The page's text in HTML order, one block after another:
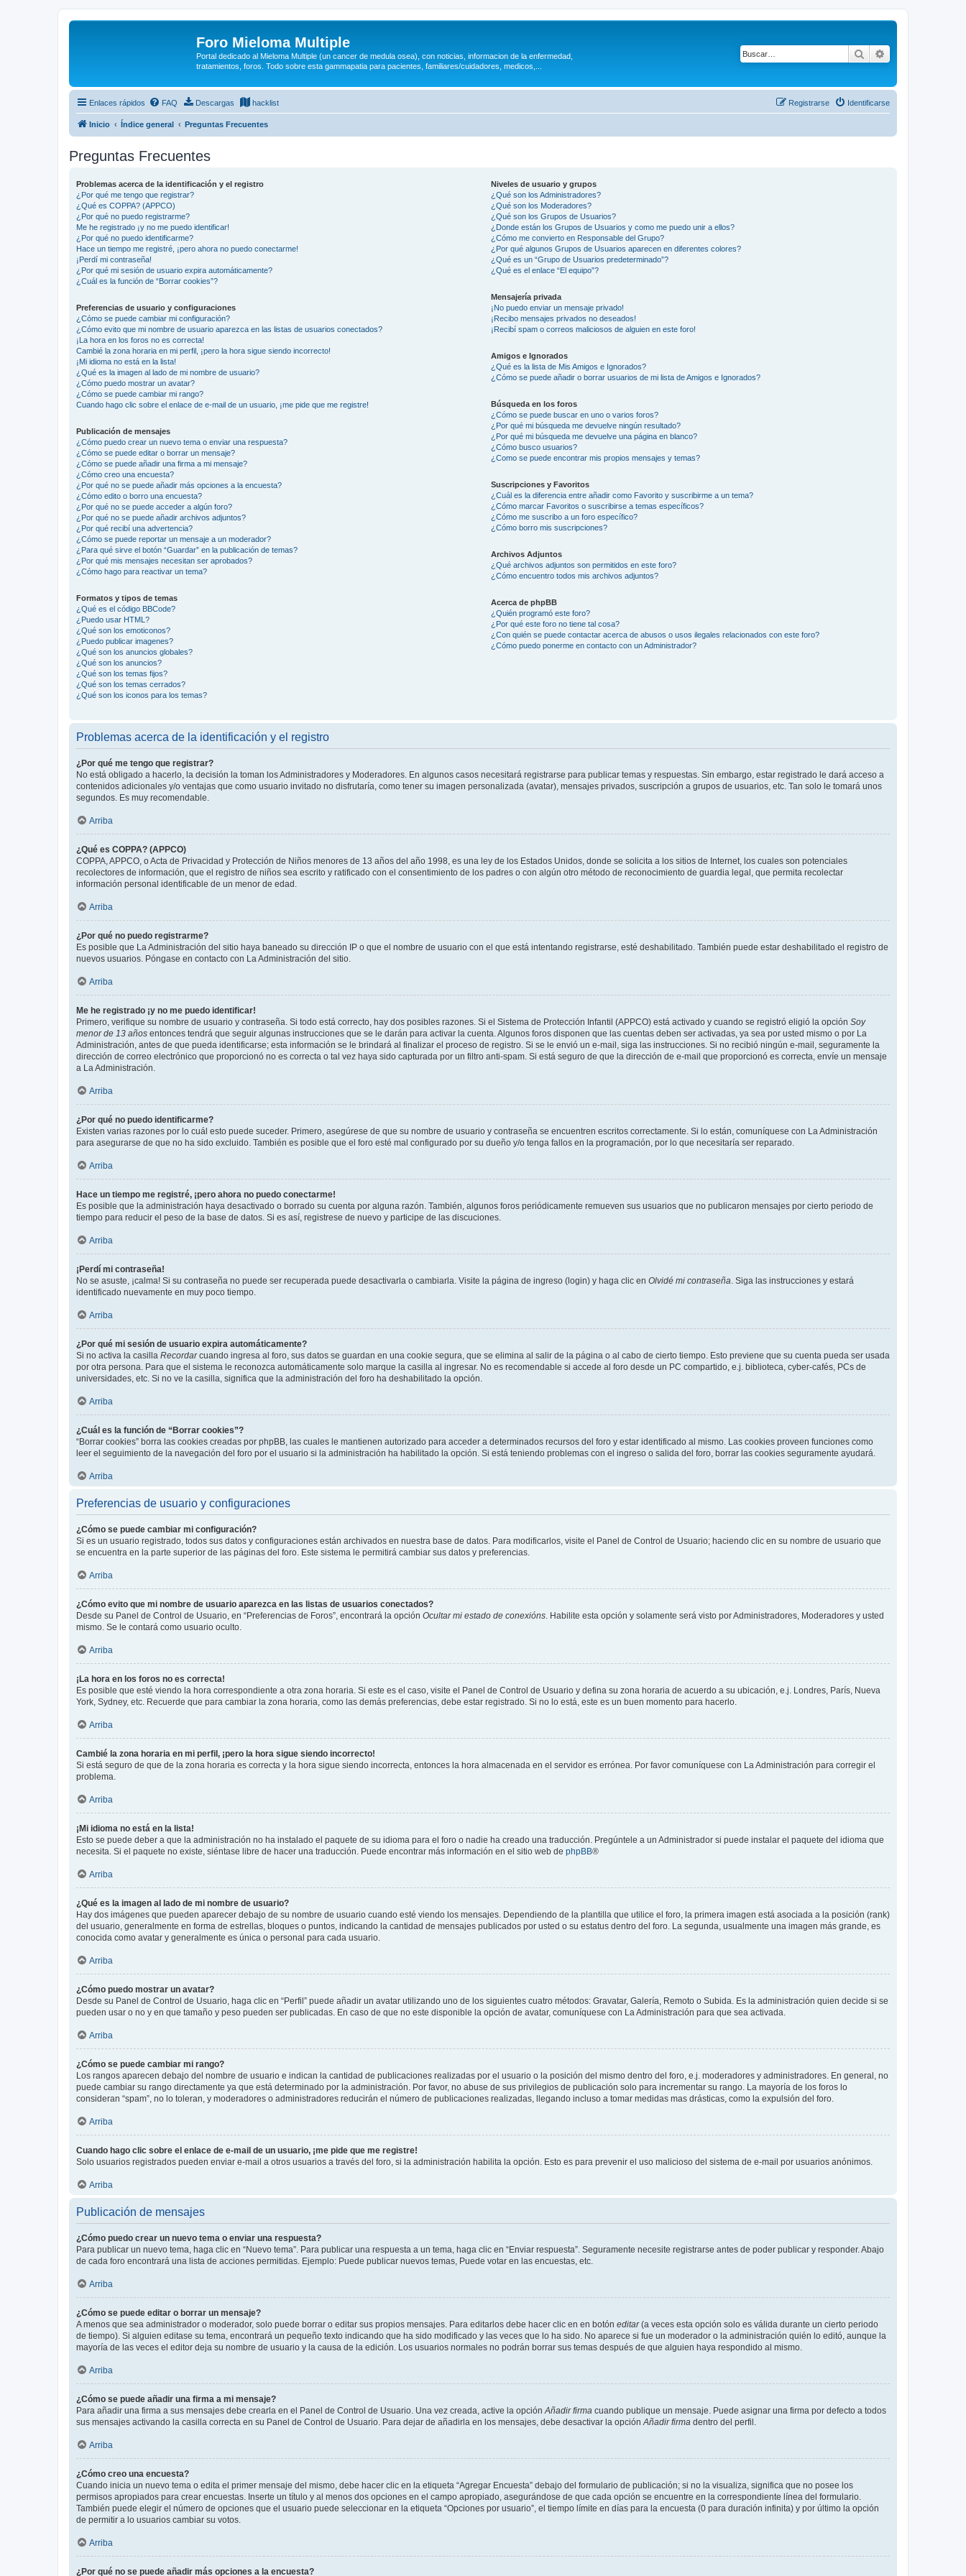
Foro Mieloma Multiple
Portal dedicado al Mieloma Multiple (un cancer de medula osea), con noticias, informacion de la enfermedad,
tratamientos, foros. Todo sobre esta gammapatia para pacientes, familiares/cuidadores, medicos,...
Buscar
Enlaces rápidos FAQ Descargas hacklist Identificarse
Registrarse
Inicio Índice general Preguntas Frecuentes
Preguntas Frecuentes
Problemas acerca de la identificación y el registro
¿Por qué me tengo que registrar?
¿Qué es COPPA? (APPCO)
¿Por qué no puedo registrarme?
Me he registrado ¡y no me puedo identificar!
¿Por qué no puedo identificarme?
Hace un tiempo me registré, ¡pero ahora no puedo conectarme!
¡Perdí mi contraseña!
¿Por qué mi sesión de usuario expira automáticamente?
¿Cuál es la función de “Borrar cookies”?
Preferencias de usuario y configuraciones
¿Cómo se puede cambiar mi configuración?
¿Cómo evito que mi nombre de usuario aparezca en las listas de usuarios conectados?
¡La hora en los foros no es correcta!
Cambié la zona horaria en mi perfil, ¡pero la hora sigue siendo incorrecto!
¡Mi idioma no está en la lista!
¿Qué es la imagen al lado de mi nombre de usuario?
¿Cómo puedo mostrar un avatar?
¿Cómo se puede cambiar mi rango?
Cuando hago clic sobre el enlace de e-mail de un usuario, ¡me pide que me registre!
Publicación de mensajes
¿Cómo puedo crear un nuevo tema o enviar una respuesta?
¿Cómo se puede editar o borrar un mensaje?
¿Cómo se puede añadir una firma a mi mensaje?
¿Cómo creo una encuesta?
¿Por qué no se puede añadir más opciones a la encuesta?
¿Cómo edito o borro una encuesta?
¿Por qué no se puede acceder a algún foro?
¿Por qué no se puede añadir archivos adjuntos?
¿Por qué recibí una advertencia?
¿Cómo se puede reportar un mensaje a un moderador?
¿Para qué sirve el botón “Guardar” en la publicación de temas?
¿Por qué mis mensajes necesitan ser aprobados?
¿Cómo hago para reactivar un tema?
Formatos y tipos de temas
¿Qué es el código BBCode?
¿Puedo usar HTML?
¿Qué son los emoticonos?
¿Puedo publicar imagenes?
¿Qué son los anuncios globales?
¿Qué son los anuncios?
¿Qué son los temas fijos?
¿Qué son los temas cerrados?
¿Qué son los iconos para los temas?
Niveles de usuario y grupos
¿Qué son los Administradores?
¿Qué son los Moderadores?
¿Qué son los Grupos de Usuarios?
¿Donde están los Grupos de Usuarios y como me puedo unir a ellos?
¿Cómo me convierto en Responsable del Grupo?
¿Por qué algunos Grupos de Usuarios aparecen en diferentes colores?
¿Qué es un “Grupo de Usuarios predeterminado”?
¿Qué es el enlace “El equipo”?
Mensajería privada
¡No puedo enviar un mensaje privado!
¡Recibo mensajes privados no deseados!
¡Recibí spam o correos maliciosos de alguien en este foro!
Amigos e Ignorados
¿Qué es la lista de Mis Amigos e Ignorados?
¿Cómo se puede añadir o borrar usuarios de mi lista de Amigos e Ignorados?
Búsqueda en los foros
¿Cómo se puede buscar en uno o varios foros?
¿Por qué mi búsqueda me devuelve ningún resultado?
¿Por qué mi búsqueda me devuelve una página en blanco?
¿Cómo busco usuarios?
¿Como se puede encontrar mis propios mensajes y temas?
Suscripciones y Favoritos
¿Cuál es la diferencia entre añadir como Favorito y suscribirme a un tema?
¿Cómo marcar Favoritos o suscribirse a temas específicos?
¿Cómo me suscribo a un foro específico?
¿Cómo borro mis suscripciones?
Archivos Adjuntos
¿Qué archivos adjuntos son permitidos en este foro?
¿Cómo encuentro todos mis archivos adjuntos?
Acerca de phpBB
¿Quién programó este foro?
¿Por qué este foro no tiene tal cosa?
¿Con quién se puede contactar acerca de abusos o usos ilegales relacionados con este foro?
¿Cómo puedo ponerme en contacto con un Administrador?
Problemas acerca de la identificación y el registro
¿Por qué me tengo que registrar?
No está obligado a hacerlo, la decisión la toman los Administradores y Moderadores. En algunos casos necesitará registrarse para publicar temas y respuestas. Sin embargo, estar registrado le dará acceso a
contenidos adicionales y/o ventajas que como usuario invitado no disfrutaría, como tener su imagen personalizada (avatar), mensajes privados, suscripción a grupos de usuarios, etc. Tan solo le tomará unos
segundos. Es muy recomendable.
Arriba
¿Qué es COPPA? (APPCO)
COPPA, APPCO, o Acta de Privacidad y Protección de Niños menores de 13 años del año 1998, es una ley de los Estados Unidos, donde se solicita a los sitios de Internet, los cuales son potenciales
recolectores de información, que el registro de niños sea escrito y ratificado con el consentimiento de los padres o con algún otro método de reconocimiento de guardia legal, que permita recolectar
información personal identificable de un menor de edad.
Arriba
¿Por qué no puedo registrarme?
Es posible que La Administración del sitio haya baneado su dirección IP o que el nombre de usuario con el que está intentando registrarse, esté deshabilitado. También puede estar deshabilitado el registro de
nuevos usuarios. Póngase en contacto con La Administración del sitio.
Arriba
Me he registrado ¡y no me puedo identificar!
Primero, verifique su nombre de usuario y contraseña. Si todo está correcto, hay dos posibles razones. Si el Sistema de Protección Infantil (APPCO) está activado y cuando se registró eligió la opción Soy
menor de 13 años entonces tendrá que seguir algunas instrucciones que se le darán para activar la cuenta. Algunos foros disponen que las cuentas deben ser activadas, ya sea por usted mismo o por La
Administración, antes de que pueda identificarse; esta información se le brindará al finalizar el proceso de registro. Si se le envió un e-mail, siga las instrucciones. Si no recibió ningún e-mail, seguramente la
dirección de correo electrónico que proporcionó no es correcta o tal vez haya sido capturada por un filtro anti-spam. Si está seguro de que la dirección de e-mail que proporcionó es correcta, envíe un mensaje
a La Administración.
Arriba
¿Por qué no puedo identificarme?
Existen varias razones por lo cuál esto puede suceder. Primero, asegúrese de que su nombre de usuario y contraseña se encuentren escritos correctamente. Si lo están, comuníquese con La Administración
para asegurarse de que no ha sido excluido. También es posible que el foro esté mal configurado por su dueño y/o tenga fallos en la programación, por lo que necesitaría ser reparado.
Arriba
Hace un tiempo me registré, ¡pero ahora no puedo conectarme!
Es posible que la administración haya desactivado o borrado su cuenta por alguna razón. También, algunos foros periódicamente remueven sus usuarios que no publicaron mensajes por cierto periodo de
tiempo para reducir el peso de la base de datos. Si es así, registrese de nuevo y participe de las discuciones.
Arriba
¡Perdí mi contraseña!
No se asuste, ¡calma! Si su contraseña no puede ser recuperada puede desactivarla o cambiarla. Visite la página de ingreso (login) y haga clic en Olvidé mi contraseña . Siga las instrucciones y estará
identificado nuevamente en muy poco tiempo.
Arriba
¿Por qué mi sesión de usuario expira automáticamente?
Si no activa la casilla Recordarcuando ingresa al foro, sus datos se guardan en una cookie segura, que se elimina al salir de la página o al cabo de cierto tiempo. Esto previene que su cuenta pueda ser usada
por otra persona. Para que el sistema le reconozca automáticamente solo marque la casilla al ingresar. No es recomendable si accede al foro desde un PC compartido, e.j. biblioteca, cyber-cafés, PCs de
universidades, etc. Si no ve la casilla, significa que la administración del foro ha deshabilitado la opción.
Arriba
¿Cuál es la función de “Borrar cookies”?
“Borrar cookies” borra las cookies creadas por phpBB, las cuales le mantienen autorizado para acceder a determinados recursos del foro y estar identificado al mismo. Las cookies proveen funciones como
leer el seguimiento de la navegación del foro por el usuario si la administración ha habilitado la opción. Si está teniendo problemas con el ingreso o salida del foro, borrar las cookies seguramente ayudará.
Arriba
Preferencias de usuario y configuraciones
¿Cómo se puede cambiar mi configuración?
Si es un usuario registrado, todos sus datos y configuraciones están archivados en nuestra base de datos. Para modificarlos, visite el Panel de Control de Usuario; haciendo clic en su nombre de usuario que
se encuentra en la parte superior de las páginas del foro. Este sistema le permitirá cambiar sus datos y preferencias.
Arriba
¿Cómo evito que mi nombre de usuario aparezca en las listas de usuarios conectados?
Desde su Panel de Control de Usuario, en “Preferencias de Foros”, encontrará la opción Ocultar mi estado de conexións . Habilite esta opción y solamente será visto por Administradores, Moderadores y usted
mismo. Se le contará como usuario oculto.
Arriba
¡La hora en los foros no es correcta!
Es posible que esté viendo la hora correspondiente a otra zona horaria. Si este es el caso, visite el Panel de Control de Usuario y defina su zona horaria de acuerdo a su ubicación, e.j. Londres, París, Nueva
York, Sydney, etc. Recuerde que para cambiar la zona horaria, como las demás preferencias, debe estar registrado. Si no lo está, este es un buen momento para hacerlo.
Arriba
Cambié la zona horaria en mi perfil, ¡pero la hora sigue siendo incorrecto!
Si está seguro de que de la zona horaria es correcta y la hora sigue siendo incorrecta, entonces la hora almacenada en el servidor es errónea. Por favor comuníquese con La Administración para corregir el
problema.
Arriba
¡Mi idioma no está en la lista!
Esto se puede deber a que la administración no ha instalado el paquete de su idioma para el foro o nadie ha creado una traducción. Pregúntele a un Administrador si puede instalar el paquete del idioma que
necesita. Si el paquete no existe, siéntase libre de hacer una traducción. Puede encontrar más información en el sitio web de phpBB®
Arriba
¿Qué es la imagen al lado de mi nombre de usuario?
Hay dos imágenes que pueden aparecer debajo de su nombre de usuario cuando esté viendo los mensajes. Dependiendo de la plantilla que utilice el foro, la primera imagen está asociada a la posición (rank)
del usuario, generalmente en forma de estrellas, bloques o puntos, indicando la cantidad de mensajes publicados por usted o su estatus dentro del foro. La segunda, usualmente una imagen más grande, es
conocida como avatar y generalmente es única o personal para cada usuario.
Arriba
¿Cómo puedo mostrar un avatar?
Desde su Panel de Control de Usuario, haga clic en “Perfil” puede añadir un avatar utilizando uno de los siguientes cuatro métodos: Gravatar, Galería, Remoto o Subida. Es la administración quien decide si se
pueden usar o no y en que tamaño y peso pueden ser publicadas. En caso de que no este disponible la opción de avatar, comuníquese con La Administración para que sea activada.
Arriba
¿Cómo se puede cambiar mi rango?
Los rangos aparecen debajo del nombre de usuario e indican la cantidad de publicaciones realizadas por el usuario o la posición del mismo dentro del foro, e.j. moderadores y administradores. En general, no
puede cambiar su rango directamente ya que está determinado por la administración. Por favor, no abuse de sus privilegios de publicación solo para incrementar su rango. La mayoría de los foros lo
consideran “spam”, no lo toleran, y moderadores o administradores reducirán el número de publicaciones realizadas, llegando incluso a tomar medidas mas drásticas, como la expulsión del foro.
Arriba
Cuando hago clic sobre el enlace de e-mail de un usuario, ¡me pide que me registre!
Solo usuarios registrados pueden enviar e-mail a otros usuarios a través del foro, si la administración habilita la opción. Esto es para prevenir el uso malicioso del sistema de e-mail por usuarios anónimos.
Arriba
Publicación de mensajes
¿Cómo puedo crear un nuevo tema o enviar una respuesta?
Para publicar un nuevo tema, haga clic en “Nuevo tema”. Para publicar una respuesta a un tema, haga clic en “Enviar respuesta”. Seguramente necesite registrarse antes de poder publicar y responder. Abajo
de cada foro encontrará una lista de acciones permitidas. Ejemplo: Puede publicar nuevos temas, Puede votar en las encuestas, etc.
Arriba
¿Cómo se puede editar o borrar un mensaje?
A menos que sea administrador o moderador, solo puede borrar o editar sus propios mensajes. Para editarlos debe hacer clic en en botón editar(a veces esta opción solo es válida durante un cierto periodo
de tiempo). Si alguien editase su tema, encontrará un pequeño texto indicando que ha sido modificado y las veces que lo ha sido. No aparece si fue un moderador o la administración quién lo editó, aunque la
mayoría de las veces el editor deja su nombre de usuario y la causa de la edición. Los usuarios normales no podrán borrar sus temas después de que alguien haya respondido al mismo.
Arriba
¿Cómo se puede añadir una firma a mi mensaje?
Para añadir una firma a sus mensajes debe crearla en el Panel de Control de Usuario. Una vez creada, active la opción Añadir firma cuando publique un mensaje. Puede asignar una firma por defecto a todos
sus mensajes activando la casilla correcta en su Panel de Control de Usuario. Para dejar de añadirla en los mensajes, debe desactivar la opción Añadir firma dentro del perfil.
Arriba
¿Cómo creo una encuesta?
Cuando inicia un nuevo tema o edita el primer mensaje del mismo, debe hacer clic en la etiqueta “Agregar Encuesta” debajo del formulario de publicación; si no la visualiza, significa que no posee los
permisos apropiados para crear encuestas. Inserte un título y al menos dos opciones en el campo apropiado, asegurándose de que cada opción se encuentre en la correspondiente línea del formulario.
También puede elegir el número de opciones que el usuario puede seleccionar en la etiqueta “Opciones por usuario”, el tiempo límite en días para la encuesta (0 para duración infinita) y por último la opción
de permitir a lo usuarios cambiar su votos.
Arriba
¿Por qué no se puede añadir más opciones a la encuesta?